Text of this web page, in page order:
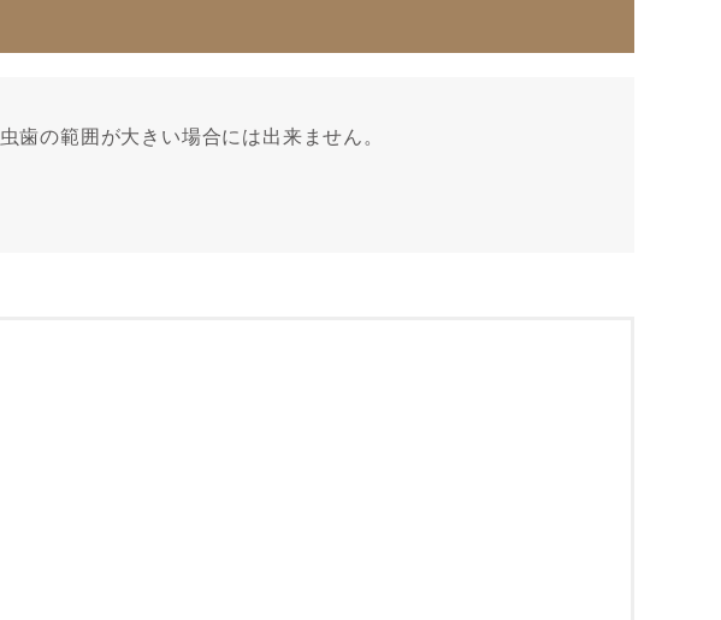
虫歯の範囲が大きい場合には出来ません。